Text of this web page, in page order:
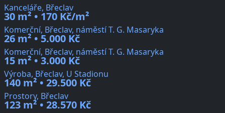
Kanceláře, Břeclav
30 m² • 170 Kč/m²
Komerční, Břeclav, náměstí T. G. Masaryka
26 m² • 5.000 Kč
Komerční, Břeclav, náměstí T. G. Masaryka
15 m² • 3.000 Kč
Výroba, Břeclav, U Stadionu
140 m² • 29.500 Kč
Prostory, Břeclav
123 m² • 28.570 Kč